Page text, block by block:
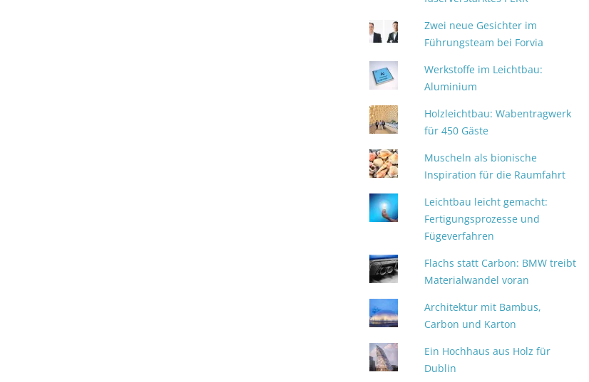
Zwei neue Gesichter im
Führungsteam bei Forvia
Werkstoffe im Leichtbau:
Aluminium
Holzleichtbau: Wabentragwerk
für 450 Gäste
Muscheln als bionische
Inspiration für die Raumfahrt
Leichtbau leicht gemacht:
Fertigungsprozesse und
Fügeverfahren
Flachs statt Carbon: BMW treibt
Materialwandel voran
Architektur mit Bambus,
Carbon und Karton
Ein Hochhaus aus Holz für
Dublin